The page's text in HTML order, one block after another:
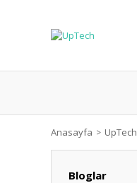
Anasayfa UpTech
Bloglar